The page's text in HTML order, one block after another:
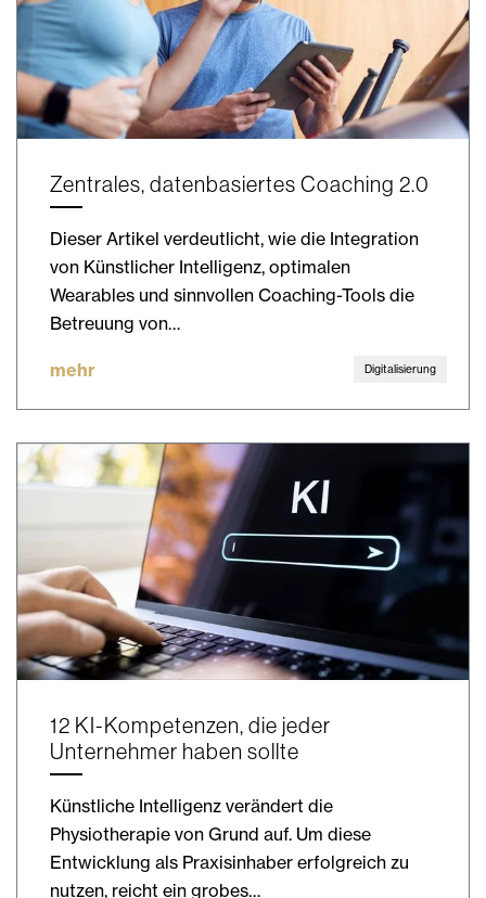
Zentrales, datenbasiertes Coaching 2.0
Dieser Artikel verdeutlicht, wie die Integration
von Künstlicher Intelligenz, optimalen
Wearables und sinnvollen Coaching-Tools die
Betreuung von…
mehr Digitalisierung
12 KI-Kompetenzen, die jeder
Unternehmer haben sollte
Künstliche Intelligenz verändert die
Physiotherapie von Grund auf. Um diese
Entwicklung als Praxisinhaber erfolgreich zu
nutzen, reicht ein grobes…